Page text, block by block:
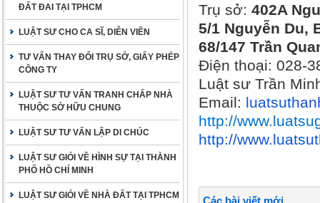
ĐẤT ĐAI TẠI TPHCM
LUẬT SƯ CHO CA SĨ, DIỄN VIÊN
TƯ VẤN THAY ĐỔI TRỤ SỞ, GIẤY PHÉP
CÔNG TY
LUẬT SƯ TƯ VẤN TRANH CHẤP NHÀ
THUỘC SỞ HỮU CHUNG
LUẬT SƯ TƯ VẤN LẬP DI CHÚC
LUẬT SƯ GIỎI VỀ HÌNH SỰ TẠI THÀNH
PHỐ HỒ CHÍ MINH
LUẬT SƯ GIỎI VỀ NHÀ ĐẤT TẠI TPHCM
Trụ sở: 402A
5/1 Nguyễn Du,
68/147 Trần
Điện thoại: 028-
Luật sư Trần
Email:
http://
http://
Các bài viết mới